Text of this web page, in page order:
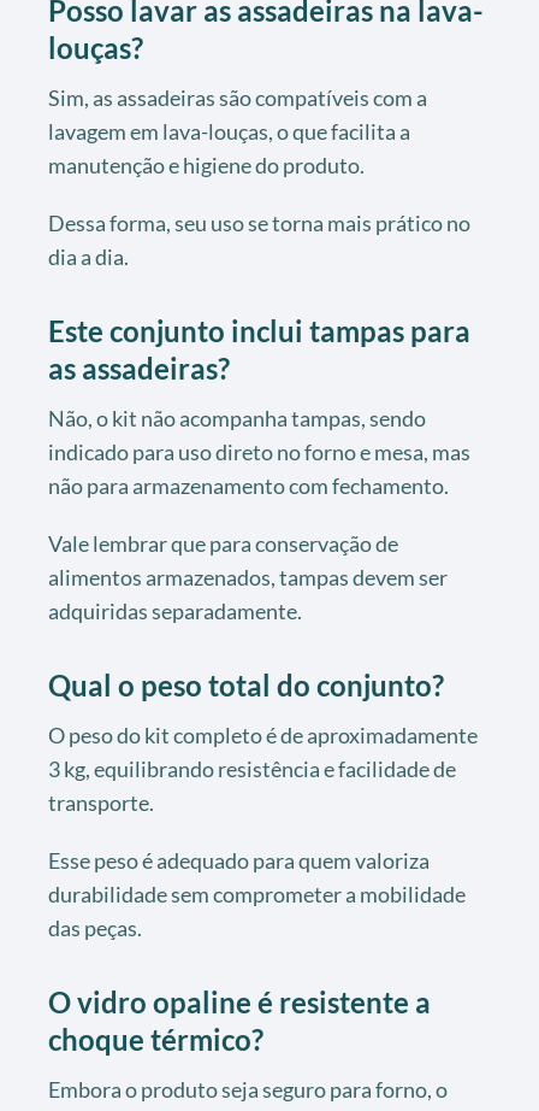
Posso lavar as assadeiras na lava-
louças?
Sim, as assadeiras são compatíveis com a
lavagem em lava-louças, o que facilita a
manutenção e higiene do produto.
Dessa forma, seu uso se torna mais prático no
dia a dia.
Este conjunto inclui tampas para
as assadeiras?
Não, o kit não acompanha tampas, sendo
indicado para uso direto no forno e mesa, mas
não para armazenamento com fechamento.
Vale lembrar que para conservação de
alimentos armazenados, tampas devem ser
adquiridas separadamente.
Qual o peso total do conjunto?
O peso do kit completo é de aproximadamente
3 kg, equilibrando resistência e facilidade de
transporte.
Esse peso é adequado para quem valoriza
durabilidade sem comprometer a mobilidade
das peças.
O vidro opaline é resistente a
choque térmico?
Embora o produto seja seguro para forno, o